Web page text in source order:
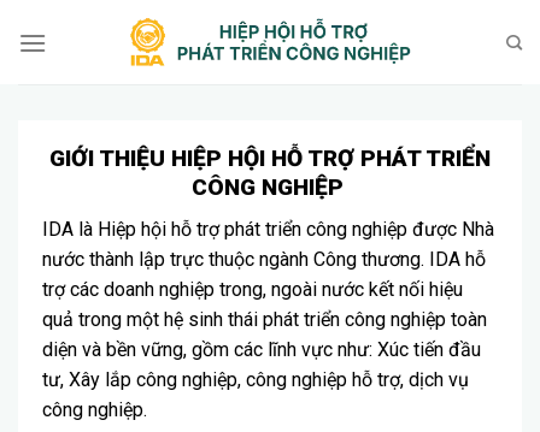
qua
GIỚI THIỆU HIỆP HỘI HỖ TRỢ PHÁT TRIỂN
CÔNG NGHIỆP
IDA là Hiệp hội hỗ trợ phát triển công nghiệp được Nhà
nước thành lập trực thuộc ngành Công thương. IDA hỗ
trợ các doanh nghiệp trong, ngoài nước kết nối hiệu
quả trong một hệ sinh thái phát triển công nghiệp toàn
diện và bền vững, gồm các lĩnh vực như: Xúc tiến đầu
tư, Xây lắp công nghiệp, công nghiệp hỗ trợ, dịch vụ
công nghiệp.